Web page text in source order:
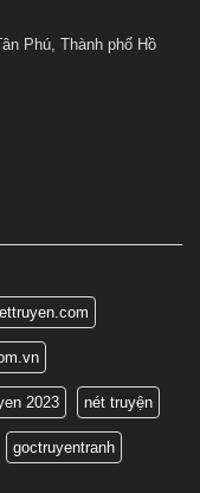
Phú, Thành phố Hồ
2023 nét truyện
goctruyentranh